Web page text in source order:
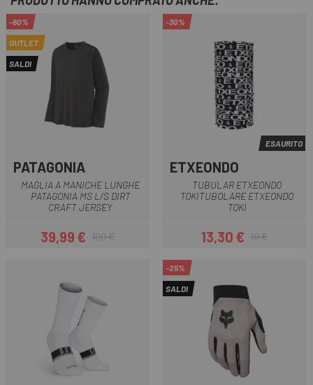
-60%
OUTLET
SALDI
PATAGONIA
MAGLIA A MANICHE LUNGHE
PATAGONIA MS L/S DIRT
CRAFT JERSEY
Prezzo
39,99 €Prezzo base
100 €
-30%
ESAURITO
ETXEONDO
TUBULAR ETXEONDO
TOKITUBOLARE ETXEONDO
TOKI
Prezzo
13,30 €Prezzo base
19 €
-25%
SALDI